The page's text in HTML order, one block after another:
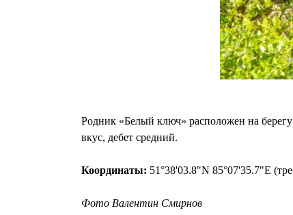
Родник «Белый ключ» расположен на берегу
вкус, дебет средний.
Координаты: 51°38'03.8"N 85°07'35.7"E
Фото Валентин Смирнов